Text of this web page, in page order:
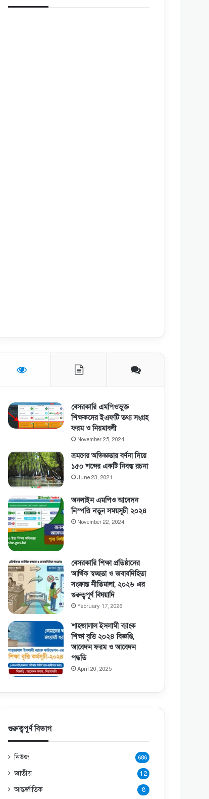
বেসরকারি এমপিওভুক্ত
শিক্ষকদের ইএফটি তথ্য সংগ্রহ
ফরম ও নিয়মাবলী
November 25, 2024
ভ্রমণের অভিজ্ঞতার বর্ণনা দিয়ে
১৫০ শব্দের একটি নিবন্ধ রচনা
June 23, 2021
অনলাইন এমপিও আবেদন
নিস্পত্তি নতুন সময়সূচী ২০২৪
November 22, 2024
বেসরকারি শিক্ষা প্রতিষ্ঠানের
আর্থিক স্বচ্ছতা ও জবাবদিহিতা
সংক্রান্ত নীতিমালা, ২০২৬ এর
গুরুত্বপূর্ণ বিষয়াদি
February 17, 2026
শাহজালাল ইসলামী ব্যাংক
শিক্ষা বৃত্তি ২০২৪ বিজ্ঞপ্তি,
আবেদন ফরম ও আবেদন
পদ্ধতি
April 20, 2025
গুরুত্বপূর্ণ বিভাগ
নিউজ 686
জাতীয় 12
আন্তর্জাতিক 8